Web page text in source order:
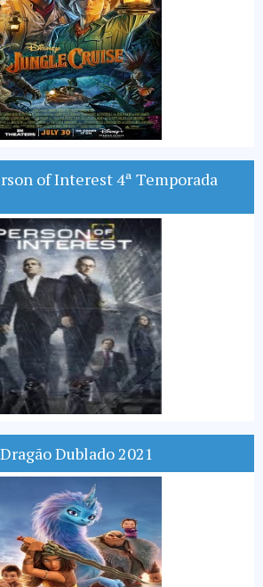
of Interest 4ª Temporada
Dublado 2021